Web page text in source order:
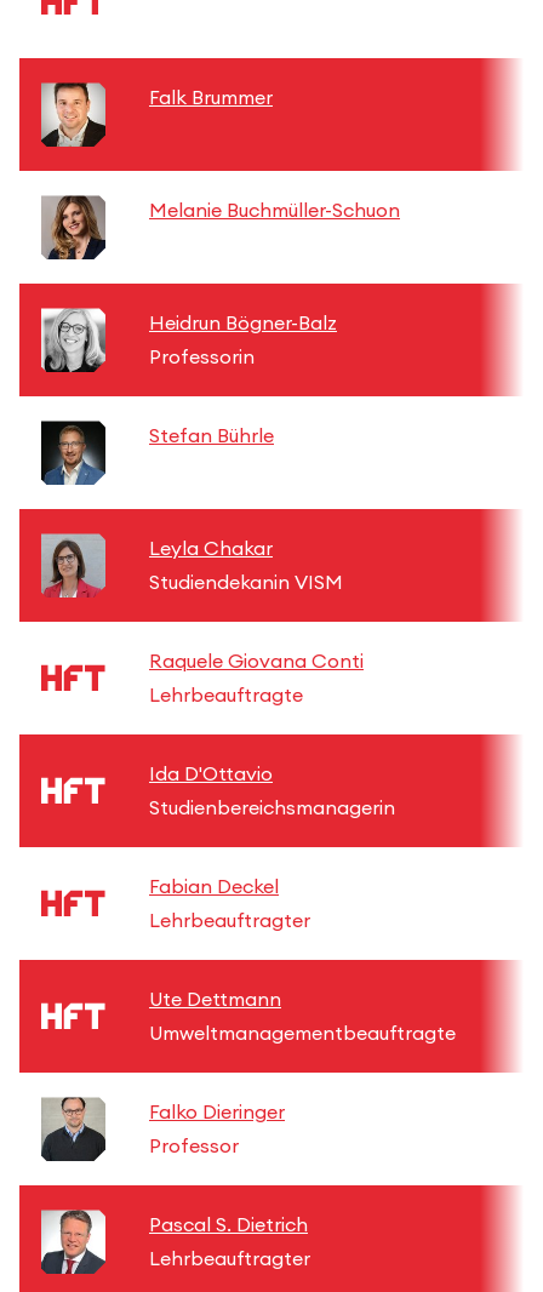
Falk Brummer
Melanie Buchmüller-Schuon
Heidrun Bögner-Balz
Professorin
Stefan Bührle
Leyla Chakar
Studiendekanin VISM
Raquele Giovana Conti
Lehrbeauftragte
Ida D'Ottavio
Studienbereichsmanagerin
Fabian Deckel
Lehrbeauftragter
Ute Dettmann
Umweltmanagementbeauftragte
Falko Dieringer
Professor
Pascal S. Dietrich
Lehrbeauftragter